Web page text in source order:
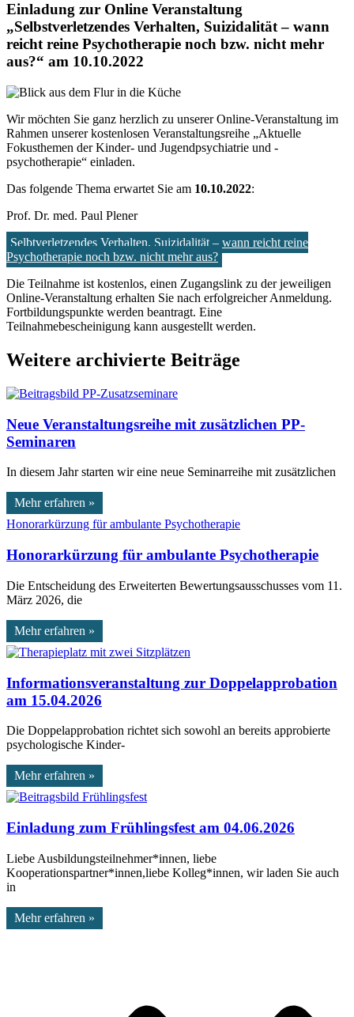
Einladung zur Online Veranstaltung
„Selbstverletzendes Verhalten, Suizidalität – wann
reicht reine Psychotherapie noch bzw. nicht mehr
aus?“ am 10.10.2022
Wir möchten Sie ganz herzlich zu unserer Online-Veranstaltung im
Rahmen unserer kostenlosen Veranstaltungsreihe „Aktuelle
Fokusthemen der Kinder- und Jugendpsychiatrie und -
psychotherapie“ einladen.
Das folgende Thema erwartet Sie am 10.10.2022:
Prof. Dr. med. Paul Plener
Selbtverletzendes Verhalten, Suizidalität – wann reicht reine
Psychotherapie noch bzw. nicht mehr aus?
Die Teilnahme ist kostenlos, einen Zugangslink zu der jeweiligen
Online-Veranstaltung erhalten Sie nach erfolgreicher Anmeldung.
Fortbildungspunkte werden beantragt. Eine
Teilnahmebescheinigung kann ausgestellt werden.
Weitere archivierte Beiträge
Neue Veranstaltungsreihe mit zusätzlichen PP-
Seminaren
In diesem Jahr starten wir eine neue Seminarreihe mit zusätzlichen
Mehr erfahren »
Honorarkürzung für ambulante Psychotherapie
Die Entscheidung des Erweiterten Bewertungsausschusses vom 11.
März 2026, die
Mehr erfahren »
Informationsveranstaltung zur Doppelapprobation
am 15.04.2026
Die Doppelapprobation richtet sich sowohl an bereits approbierte
psychologische Kinder-
Mehr erfahren »
Einladung zum Frühlingsfest am 04.06.2026
Liebe Ausbildungsteilnehmer*innen, liebe
Kooperationspartner*innen,liebe Kolleg*innen, wir laden Sie auch
in
Mehr erfahren »